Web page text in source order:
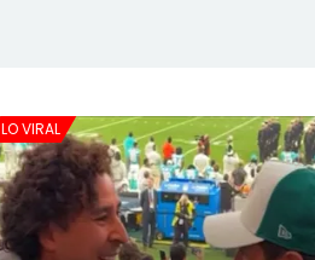
LO VIRAL